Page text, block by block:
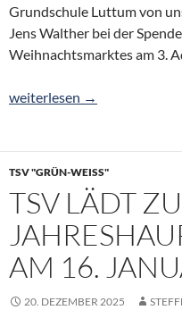
Grundschule Luttum von
Jens Walther bei der
Weihnachtsmarktes am 3.
Sparclub spendet 210 Euro
weiterlesen →
TSV "GRÜN-WEISS"
TSV LÄDT
AM 16.
20. DEZEMBER 2025